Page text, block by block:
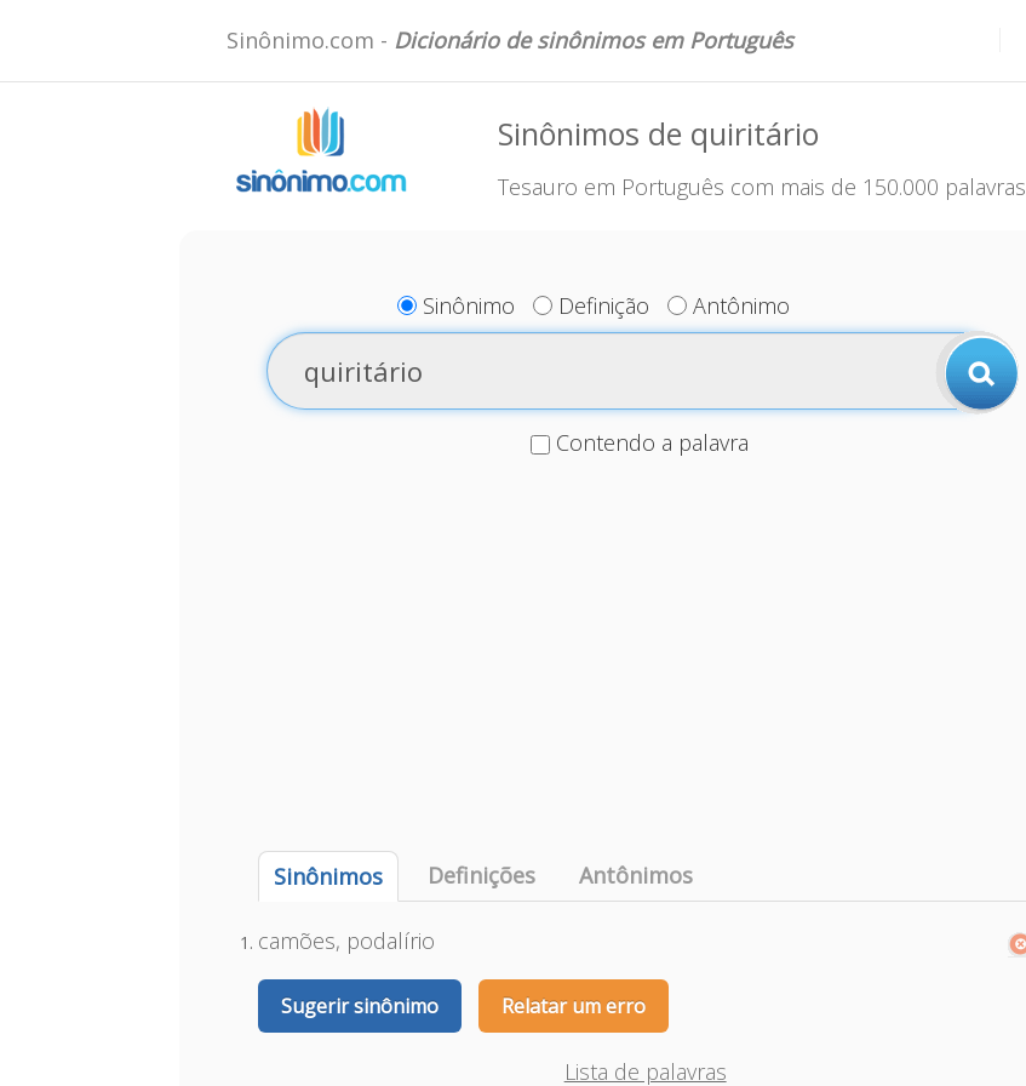
Sinônimo.com - Dicionário de sinônimos em Português
Sinônimos de quiritário
Tesauro em Português com mais de 150.000 palavras
Sinônimo Definição Antônimo
Contendo a palavra
Sinônimos Definições Antônimos
camões, podalírio
Sugerir sinônimo Relatar um erro
Lista de palavras